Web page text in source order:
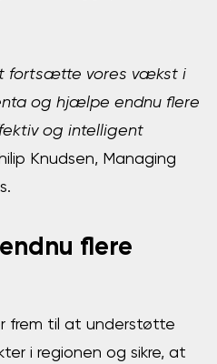
fortsætte vores vækst i
og hjælpe endnu flere
og intelligent
Knudsen, Managing
flere
frem til at understøtte
i regionen og sikre, at